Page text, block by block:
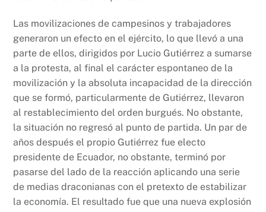
Las movilizaciones de campesinos y trabajadores
generaron un efecto en el ejército, lo que llevó a una
parte de ellos, dirigidos por Lucio Gutiérrez a sumarse
a la protesta, al final el carácter espontaneo de la
movilización y la absoluta incapacidad de la dirección
que se formó, particularmente de Gutiérrez, llevaron
al restablecimiento del orden burgués. No obstante,
la situación no regresó al punto de partida. Un par de
años después el propio Gutiérrez fue electo
presidente de Ecuador, no obstante, terminó por
pasarse del lado de la reacción aplicando una serie
de medias draconianas con el pretexto de estabilizar
la economía. El resultado fue que una nueva explosión